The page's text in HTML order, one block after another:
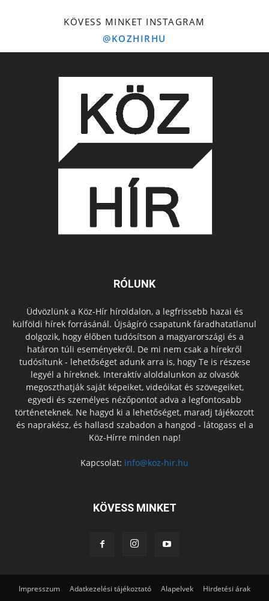
KÖVESS MINKET INSTAGRAM
@KOZHIRHU
RÓLUNK
Üdvözlünk a Köz-Hír híroldalon, a legfrissebb hazai és
külföldi hírek forrásánál. Újságíró csapatunk fáradhatatlanul
dolgozik, hogy élőben tudósítson a magyarországi és a
határon túli eseményekről. De mi nem csak a hírekről
tudósítunk - lehetőséget adunk arra is, hogy Te is részese
legyél a híreknek. Interaktív aloldalunkon az olvasók
megoszthatják saját képeiket, videóikat és szövegeiket,
egyedi és személyes nézőpontot adva a legfontosabb
történeteknek. Ne hagyd ki a lehetőséget, maradj tájékozott
és naprakész, és hallasd szabadon a hangod - látogass el a
Köz-Hírre minden nap!
Kapcsolat: info@koz-hir.hu
KÖVESS MINKET
Impresszum Adatkezelési tájékoztató Alapelvek Hirdetési árak